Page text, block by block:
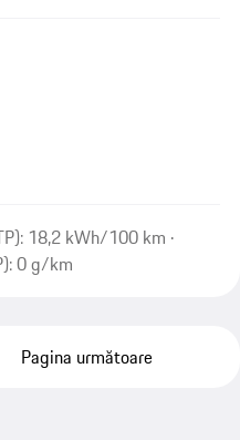
18,2 kWh/100 km ·
0 g/km
Pagina următoare